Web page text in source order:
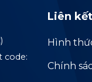
code:
Liên kết
Hình
Chính